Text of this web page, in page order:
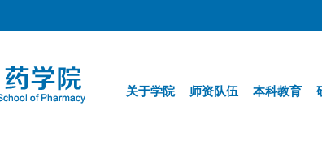
关于学院 师资队伍 本科教育